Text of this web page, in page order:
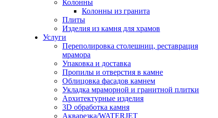
Колонны
Колонны из гранита
Плиты
Изделия из камня для храмов
Услуги
Переполировка столешниц, реставрация
мрамора
Упаковка и доставка
Пропилы и отверстия в камне
Облицовка фасадов камнем
Укладка мраморной и гранитной плитки
Архитектурные изделия
3D обработка камня
Акварезка/WATERJET